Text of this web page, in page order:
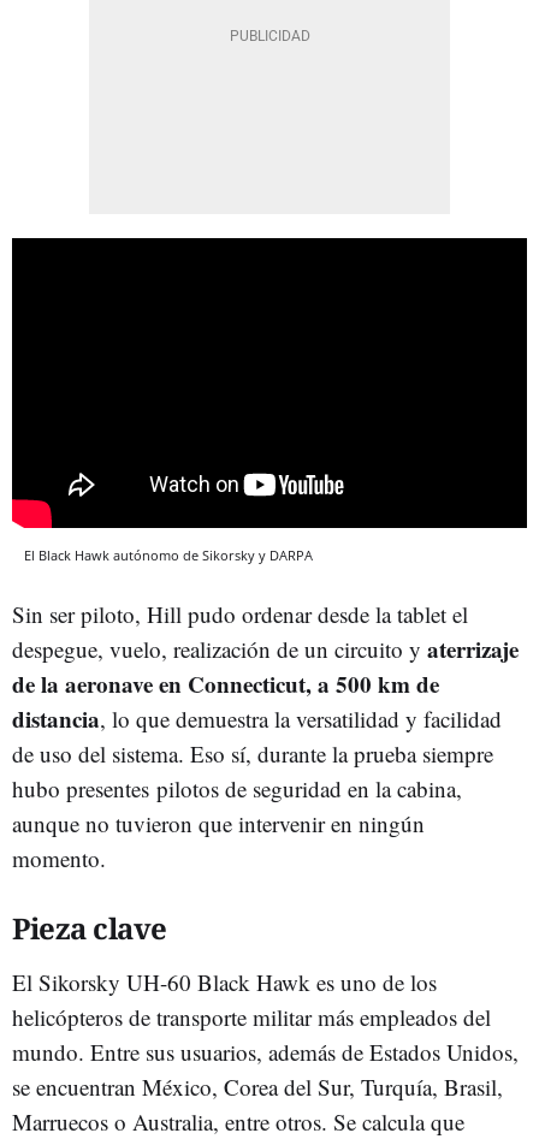
El Black Hawk autónomo de Sikorsky y DARPA
Sin ser piloto, Hill pudo ordenar desde la tablet el
despegue, vuelo, realización de un circuito y aterrizaje
de la aeronave en Connecticut, a 500 km de
distancia, lo que demuestra la versatilidad y facilidad
de uso del sistema. Eso sí, durante la prueba siempre
hubo presentes pilotos de seguridad en la cabina,
aunque no tuvieron que intervenir en ningún
momento.
Pieza clave
El Sikorsky UH-60 Black Hawk es uno de los
helicópteros de transporte militar más empleados del
mundo. Entre sus usuarios, además de Estados Unidos,
se encuentran México, Corea del Sur, Turquía, Brasil,
Marruecos o Australia, entre otros. Se calcula que